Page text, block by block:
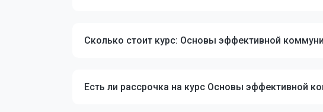
Сколько стоит курс: Основы эффективной
Есть ли рассрочка на курс Основы эффективной